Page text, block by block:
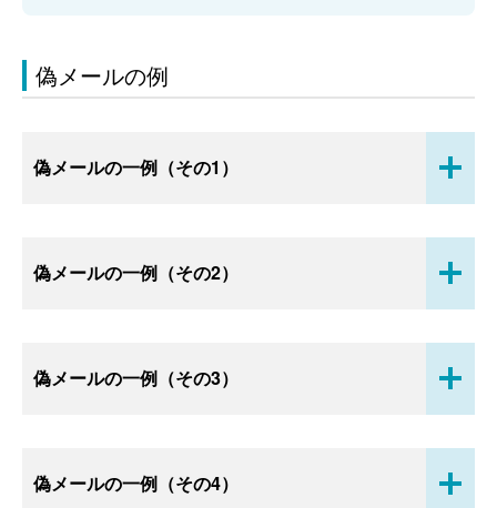
偽メールの例
偽メールの一例（その1）
開
く
偽メールの一例（その2）
開
く
偽メールの一例（その3）
開
く
偽メールの一例（その4）
開